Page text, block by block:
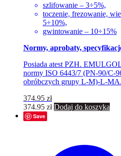
szlifowanie – 3÷5%,
toczenie, frezowanie,
5÷10%,
gwintowanie – 10÷15%
Normy, aprobaty,
Posiada atest PZH.
normy ISO 6443/7 (PN-90/C-
obróbczych grupy L-M)-L-
374.95 zł
374.95 zł Dodaj do koszyka
Save